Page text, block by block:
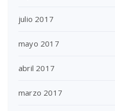
julio 2017
mayo 2017
abril 2017
marzo 2017